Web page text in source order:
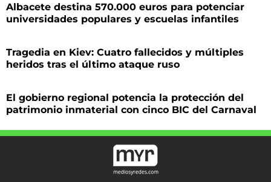
Albacete destina 570.000 euros para potenciar
universidades populares y escuelas infantiles
Tragedia en Kiev: Cuatro fallecidos y múltiples
heridos tras el último ataque ruso
El gobierno regional potencia la protección del
patrimonio inmaterial con cinco BIC del Carnaval